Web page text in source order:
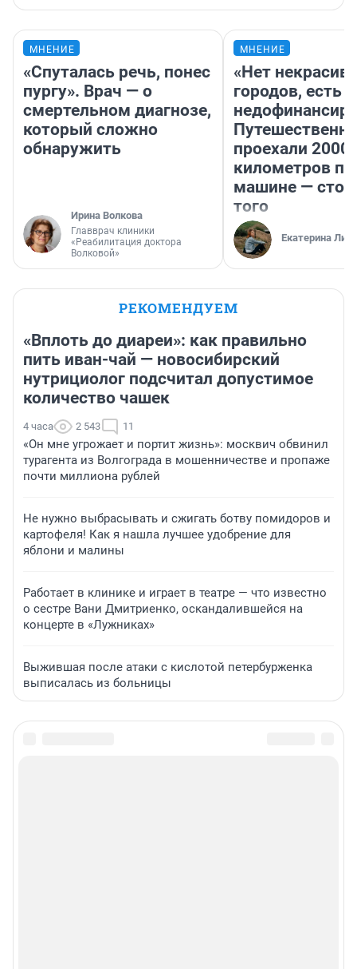
МНЕНИЕ
«Спуталась речь, понес
пургу». Врач — о
смертельном диагнозе,
который сложно
обнаружить
Ирина Волкова
Главврач клиники
«Реабилитация доктора
Волковой»
МНЕНИЕ
«Нет
городов, есть
проехали 2000
километров по
машине —
того
Екатерина
РЕКОМЕНДУЕМ
«Вплоть до диареи»: как правильно
пить иван-чай — новосибирский
нутрициолог подсчитал допустимое
количество чашек
4 часа 2 543 11
«Он мне угрожает и портит жизнь»: москвич обвинил
турагента из Волгограда в мошенничестве и пропаже
почти миллиона рублей
Не нужно выбрасывать и сжигать ботву помидоров и
картофеля! Как я нашла лучшее удобрение для
яблони и малины
Работает в клинике и играет в театре — что известно
о сестре Вани Дмитриенко, оскандалившейся на
концерте в «Лужниках»
Выжившая после атаки с кислотой петербурженка
выписалась из больницы